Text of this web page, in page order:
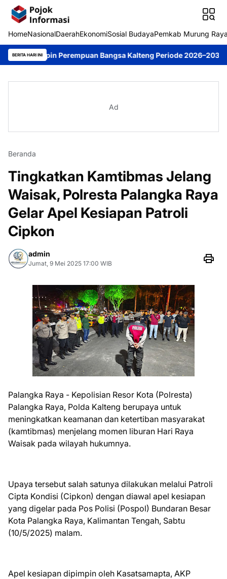
HomeNasionalDaerahEkonomiSosial BudayaPemkab Murung
BERITA HARI INI
Perempuan Bangsa Kalteng Periode 2026–2031 DPRD
Ad
Beranda
Tingkatkan Kamtibmas Jelang
Waisak, Polresta Palangka Raya
Gelar Apel Kesiapan Patroli
Cipkon
admin
Jumat, 9 Mei 2025 17:00 WIB
Palangka Raya - Kepolisian Resor Kota (Polresta)
Palangka Raya, Polda Kalteng berupaya untuk
meningkatkan keamanan dan ketertiban masyarakat
(kamtibmas) menjelang momen liburan Hari Raya
Waisak pada wilayah hukumnya.
Upaya tersebut salah satunya dilakukan melalui Patroli
Cipta Kondisi (Cipkon) dengan diawal apel kesiapan
yang digelar pada Pos Polisi (Pospol) Bundaran Besar
Kota Palangka Raya, Kalimantan Tengah, Sabtu
(10/5/2025) malam.
Apel kesiapan dipimpin oleh Kasatsamapta, AKP